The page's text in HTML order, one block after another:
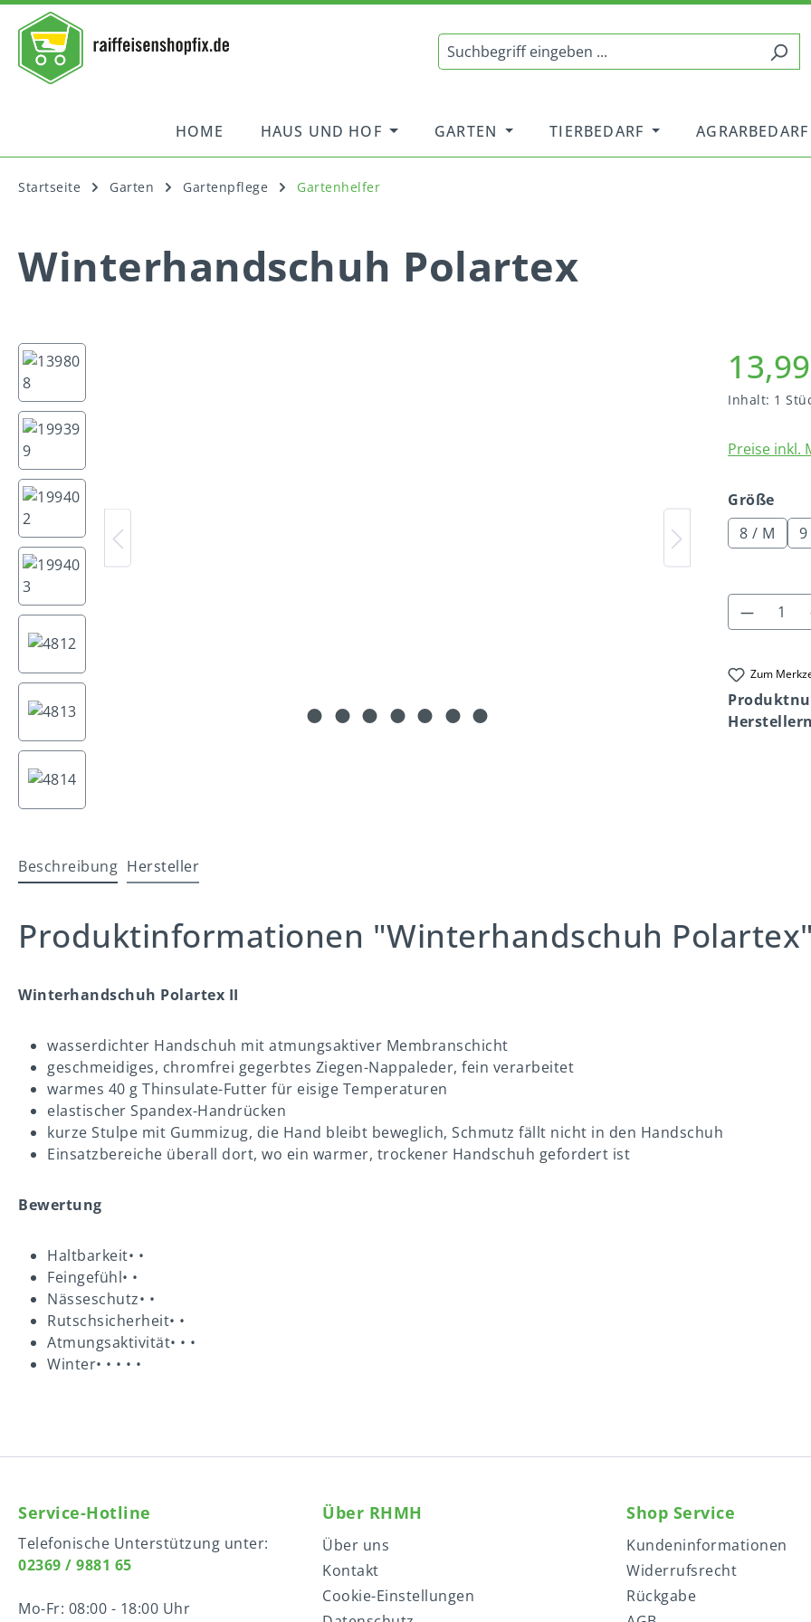
HOME HAUS UND HOF GARTEN TIERBEDARF AGRARBEDARF
Startseite Garten Gartenpflege Gartenhelfer
Winterhandschuh Polartex
Bildergalerie überspringen
Inhalt: 1
Preise inkl.
Größe
8 / M
Zum
Beschreibung Hersteller
Produktinformationen "Winterhandschuh Polartex"
Winterhandschuh Polartex II
wasserdichter Handschuh mit atmungsaktiver Membranschicht
geschmeidiges, chromfrei gegerbtes Ziegen-Nappaleder, fein verarbeitet
warmes 40 g Thinsulate-Futter für eisige Temperaturen
elastischer Spandex-Handrücken
kurze Stulpe mit Gummizug, die Hand bleibt beweglich, Schmutz fällt nicht in den Handschuh
Einsatzbereiche überall dort, wo ein warmer, trockener Handschuh gefordert ist
Bewertung
Haltbarkeit• •
Feingefühl• •
Nässeschutz• •
Rutschsicherheit• •
Atmungsaktivität• • •
Winter• • • • •
Service-Hotline
Telefonische Unterstützung unter:
02369 / 9881 65
Mo-Fr: 08:00 - 18:00 Uhr
Über RHMH
Über uns
Kontakt
Cookie-Einstellungen
Shop Service
Kundeninformationen
Widerrufsrecht
Rückgabe